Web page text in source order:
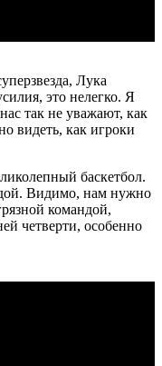
Лука
это нелегко. Я
так не уважают, как
видеть, как игроки
баскетбол.
Видимо, нам нужно
командой,
четверти, особенно